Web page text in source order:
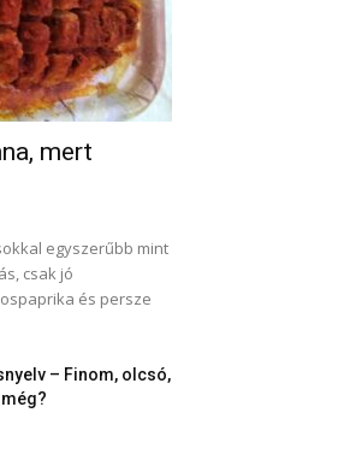
mert
egyszerűbb mint
csak jó
és persze
– Finom, olcsó,